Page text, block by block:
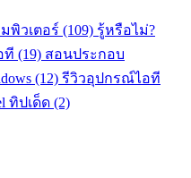
พิวเตอร์ (109) รู้หรือไม่?
ที (19) สอนประกอบ
(12) รีวิวอุปกรณ์ไอที
ทิปเด็ด (2)